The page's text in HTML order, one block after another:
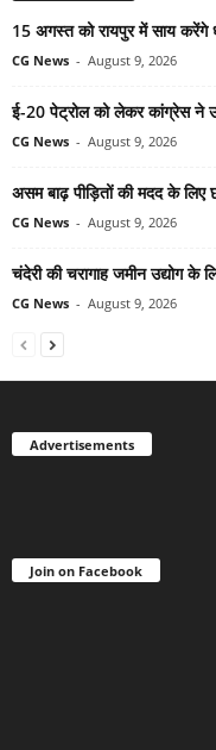
15 अगस्त को रायपुर में साय करेंगे
CG News - August 9, 2026
ई-20 पेट्रोल को लेकर कांग्रेस ने
CG News - August 9, 2026
असम बाढ़ पीड़ितों की मदद के लिए
CG News - August 9, 2026
चंदेरी की चरागाह जमीन उद्योग के
CG News - August 9, 2026
Advertisements
Join on Facebook